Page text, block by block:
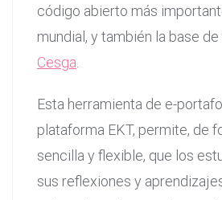
código abierto más
mundial, y también la base
Cesga
Esta herramienta de e-
plataforma EKT, permite, de
sencilla y flexible, que los
sus reflexiones y